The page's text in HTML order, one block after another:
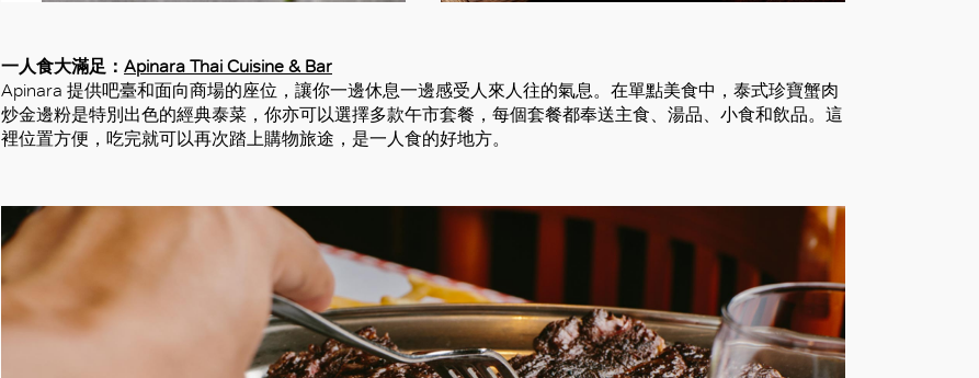
一人食大滿足： Apinara Thai Cuisine & Bar
Apinara 提供吧臺和面向商場的座位，讓你一邊休息一邊感受人來人往的氣息。在單點美食中，泰式珍寶蟹肉
炒金邊粉是特別出色的經典泰菜，你亦可以選擇多款午市套餐，每個套餐都奉送主食、湯品、小食和飲品。這
裡位置方便，吃完就可以再次踏上購物旅途，是一人食的好地方。